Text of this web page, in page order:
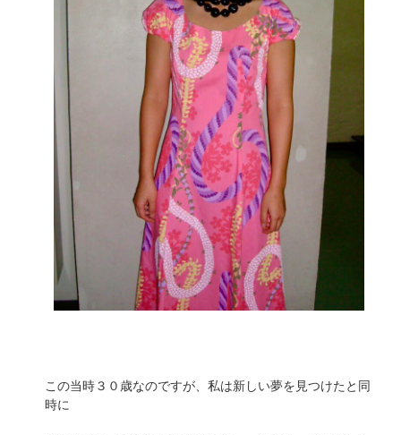
この当時３０歳なのですが、私は新しい夢を見つけたと同
時に